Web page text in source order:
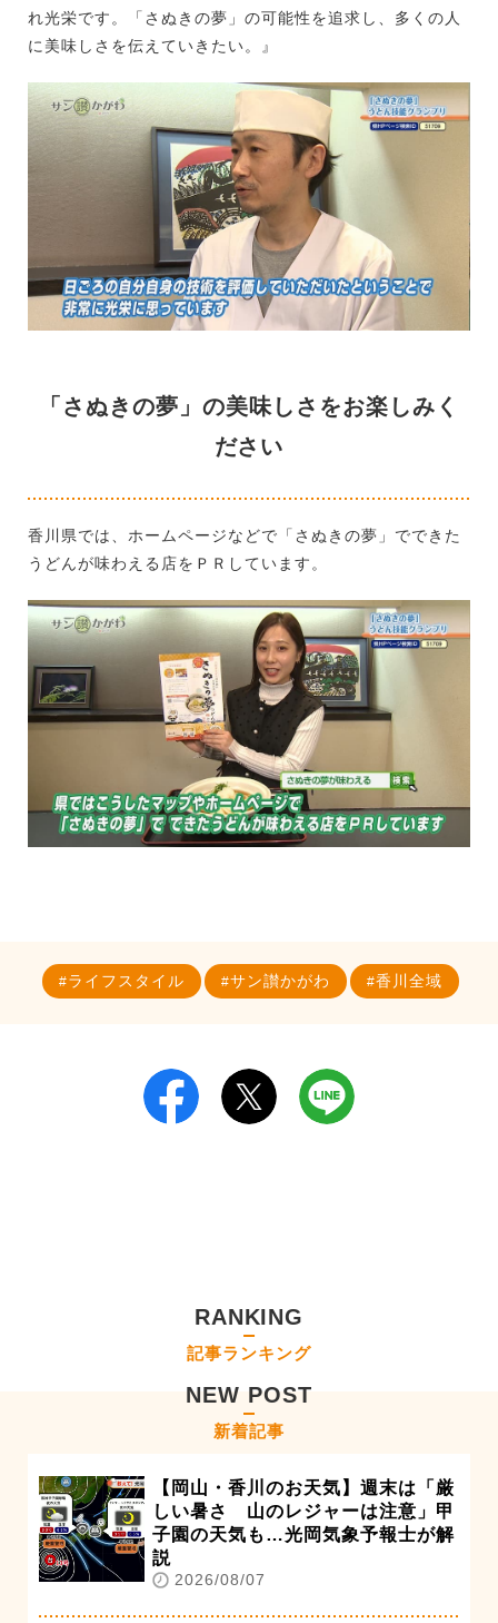
れ光栄です。「さぬきの夢」の可能性を追求し、多くの人
に美味しさを伝えていきたい。』
「さぬきの夢」の美味しさをお楽しみく
ださい
香川県では、ホームページなどで「さぬきの夢」でできた
うどんが味わえる店をＰＲしています。
ライフスタイル サン讃かがわ 香川全域
RANKING
記事ランキング
NEW POST
新着記事
【岡山・香川のお天気】週末は「厳
しい暑さ 山のレジャーは注意」甲
子園の天気も…光岡気象予報士が解
説
2026/08/07